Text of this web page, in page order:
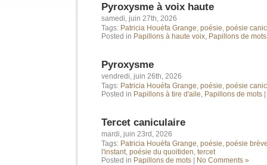
Pyroxysme à voix haute
samedi, juin 27th, 2026
Tags: Patricia Houéfa Grange, poésie, poésie
Posted in Papillons à haute voix, Papillons de mots
Pyroxysme
vendredi, juin 26th, 2026
Tags: Patricia Houéfa Grange, poésie, poésie
Posted in Papillons à tire d'aile, Papillons de mots
Tercet caniculaire
mardi, juin 23rd, 2026
Tags: Patricia Houéfa Grange, poésie, poésie
l'instant, poésie du quoitiden, tercet
Posted in Papillons de mots No Comments »